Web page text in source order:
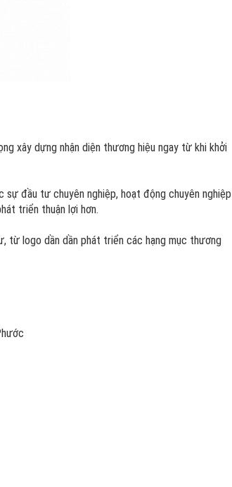
xây dựng nhận diện thương hiệu ngay từ khi khởi
sự đầu tư chuyên nghiệp, hoạt động chuyên nghiệp
triển thuận lợi hơn.
từ logo dần dần phát triển các hạng mục thương